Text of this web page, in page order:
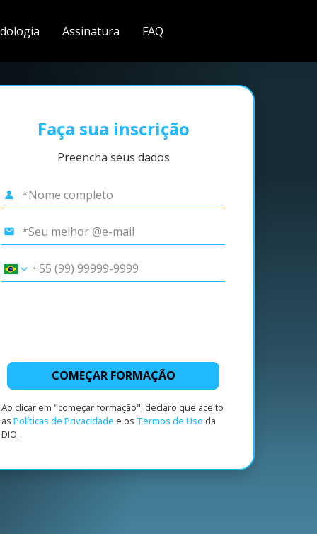
Assinatura FAQ
Faça sua inscrição
Preencha seus dados
COMEÇAR FORMAÇÃO
Ao clicar em "começar formação", declaro que aceito
as Políticas de Privacidade e os Termos de Uso da
DIO.